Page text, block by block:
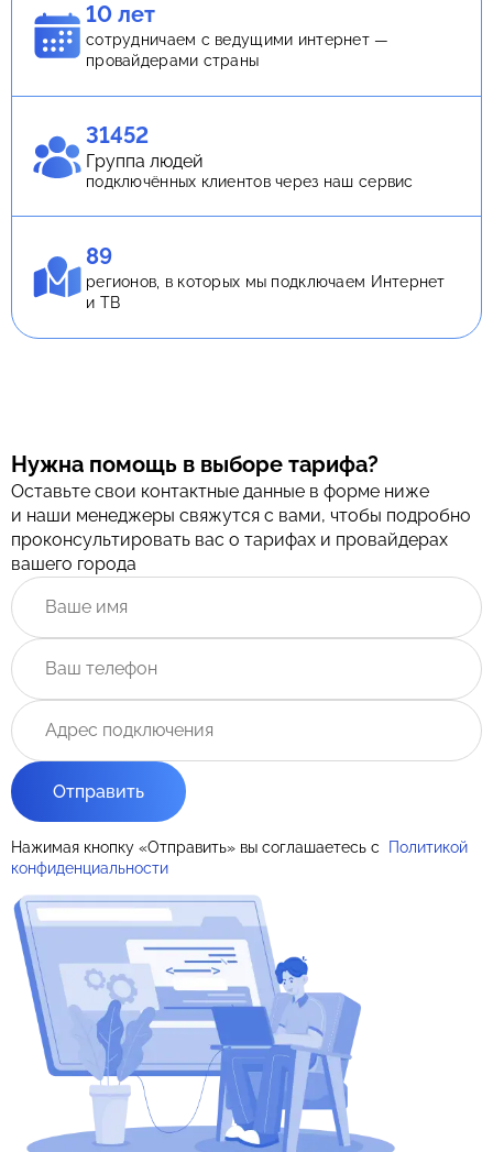
10 лет
сотрудничаем с ведущими интернет —
провайдерами страны
31452
Группа людей
подключённых клиентов через наш сервис
89
регионов, в которых мы подключаем Интернет
и ТВ
Нужна помощь в выборе тарифа?
Оставьте свои контактные данные в форме ниже
и наши менеджеры свяжутся с вами, чтобы подробно
проконсультировать вас о тарифах и провайдерах
вашего города
Отправить
Нажимая кнопку «Отправить» вы соглашаетесь с
Политикой
конфиденциальности